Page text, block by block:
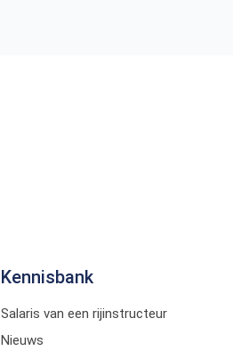
Kennisbank
Salaris van een rijinstructeur
Nieuws